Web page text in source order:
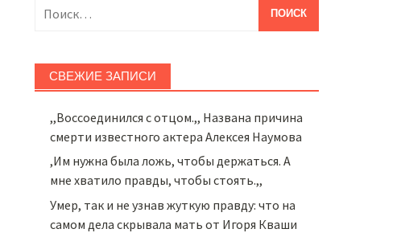
СВЕЖИЕ ЗАПИСИ
,,Воссоединился с отцом.,, Названа причина
смерти известного актера Алексея Наумова
,Им нужна была ложь, чтобы держаться. А
мне хватило правды, чтобы стоять.,,
Умер, так и не узнав жуткую правду: что на
самом дела скрывала мать от Игоря Кваши